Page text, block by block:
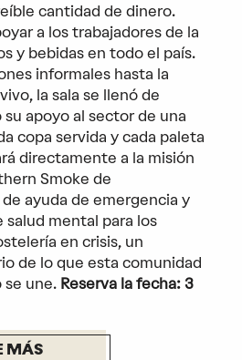
cantidad de dinero.
a los trabajadores de la
y bebidas en todo el país.
informales hasta la
la sala se llenó de
apoyo al sector de una
copa servida y cada paleta
directamente a la misión
Smoke de
ayuda de emergencia y
salud mental para los
en crisis, un
de lo que esta comunidad
se une. Reserva la fecha: 3
MÁS